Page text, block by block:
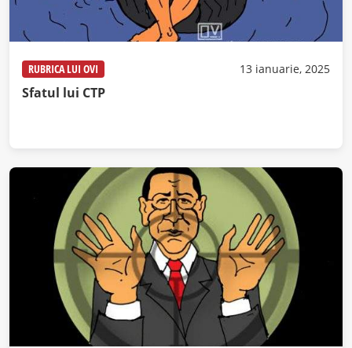
RUBRICA LUI OVI 13 ianuarie, 2025
Sfatul lui CTP